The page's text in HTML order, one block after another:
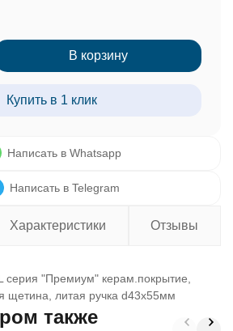
В корзину
Купить в 1 клик
Написать в Whatsapp
Написать в Telegram
Характеристики Отзывы
серия "Премиум" керам.покрытие,
щетина, литая ручка d43x55мм
также